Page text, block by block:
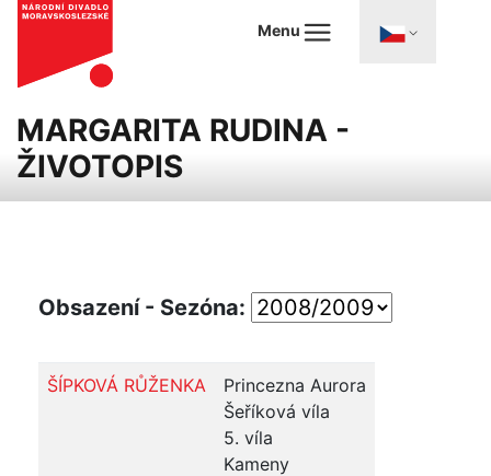
Menu
MARGARITA RUDINA -
ŽIVOTOPIS
Obsazení - Sezóna:
ŠÍPKOVÁ RŮŽENKA
Princezna Aurora
Šeříková víla
5. víla
Kameny